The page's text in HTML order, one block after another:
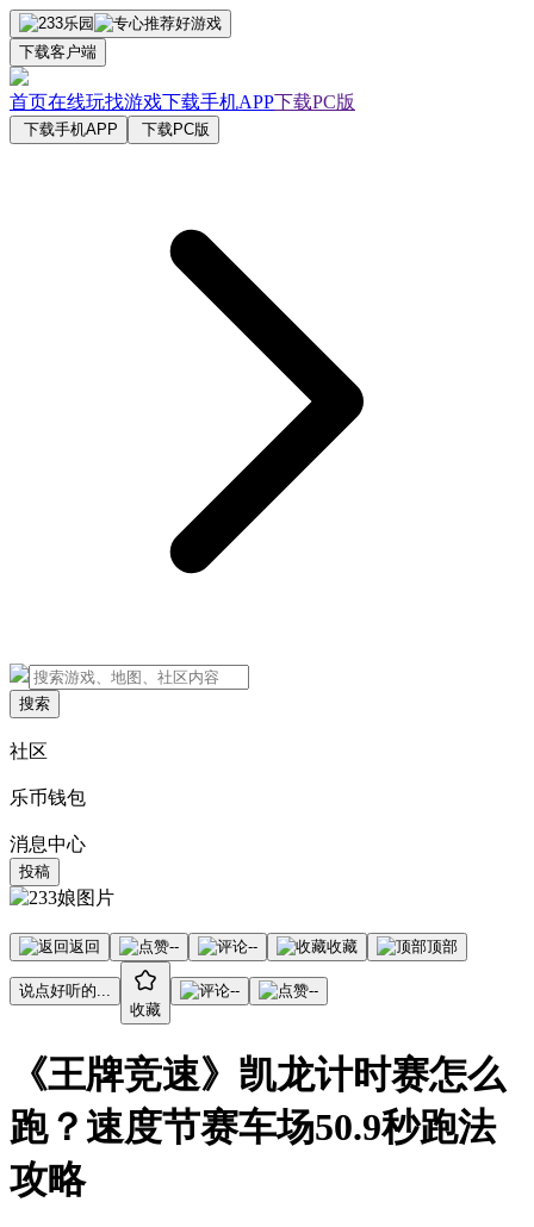
下载客户端
首页在线玩找游戏下载手机APP下载PC版
下载手机APP 下载PC版
搜索
社区
乐币钱包
消息中心
投稿
返回 -- -- 收藏 顶部
说点好听的...
收藏
-- --
《王牌竞速》凯龙计时赛怎么
跑？速度节赛车场50.9秒跑法
攻略